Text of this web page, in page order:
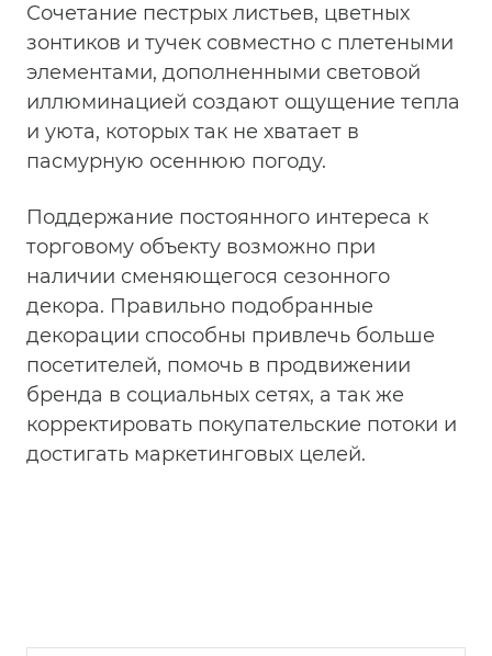
Сочетание пестрых листьев, цветных
зонтиков и тучек совместно с плетеными
элементами, дополненными световой
иллюминацией создают ощущение тепла
и уюта, которых так не хватает в
пасмурную осеннюю погоду.
Поддержание постоянного интереса к
торговому объекту возможно при
наличии сменяющегося сезонного
декора. Правильно подобранные
декорации способны привлечь больше
посетителей, помочь в продвижении
бренда в социальных сетях, а так же
корректировать покупательские потоки и
достигать маркетинговых целей.